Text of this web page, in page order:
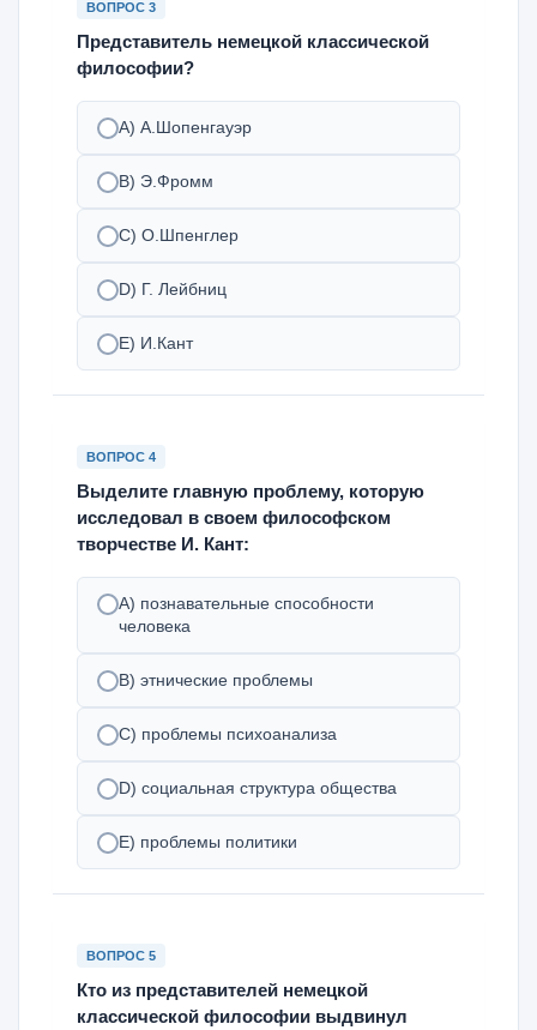
ВОПРОС 3
Представитель немецкой классической
философии?
А) А.Шопенгауэр
В) Э.Фромм
С) О.Шпенглер
D) Г. Лейбниц
Е) И.Кант
ВОПРОС 4
Выделите главную проблему, которую
исследовал в своем философском
творчестве И. Кант:
А) познавательные способности
человека
В) этнические проблемы
С) проблемы психоанализа
D) социальная структура общества
Е) проблемы политики
ВОПРОС 5
Кто из представителей немецкой
классической философии выдвинул